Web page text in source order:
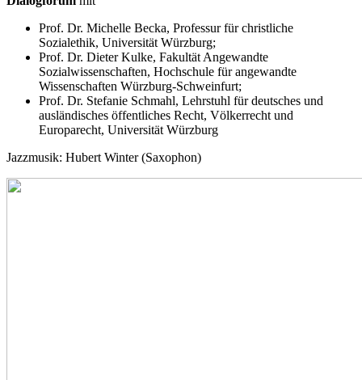
Prof. Dr. Michelle Becka, Professur für christliche
Sozialethik, Universität Würzburg;
Prof. Dr. Dieter Kulke, Fakultät Angewandte
Sozialwissenschaften, Hochschule für angewandte
Wissenschaften Würzburg-Schweinfurt;
Prof. Dr. Stefanie Schmahl, Lehrstuhl für deutsches und
ausländisches öffentliches Recht, Völkerrecht und
Europarecht, Universität Würzburg
Jazzmusik: Hubert Winter (Saxophon)